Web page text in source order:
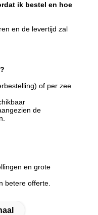
ik bestel en hoe
en de levertijd zal
of per zee
de
en grote
betere offerte.